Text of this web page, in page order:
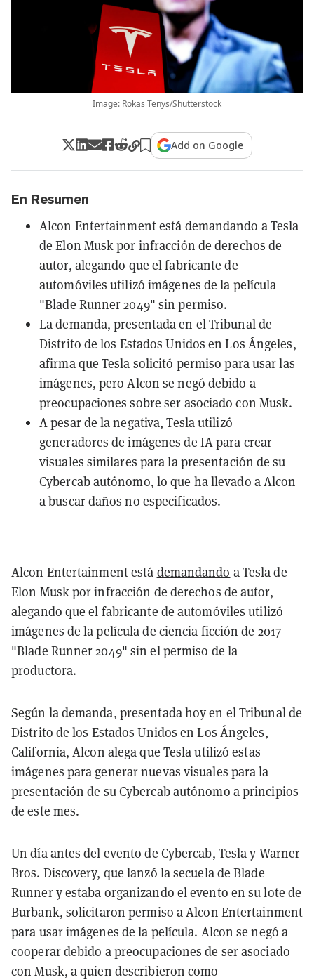
Image: Rokas Tenys/Shutterstock
Add on Google
En Resumen
Alcon Entertainment está demandando a Tesla
de Elon Musk por infracción de derechos de
autor, alegando que el fabricante de
automóviles utilizó imágenes de la película
"Blade Runner 2049" sin permiso.
La demanda, presentada en el Tribunal de
Distrito de los Estados Unidos en Los Ángeles,
afirma que Tesla solicitó permiso para usar las
imágenes, pero Alcon se negó debido a
preocupaciones sobre ser asociado con Musk.
A pesar de la negativa, Tesla utilizó
generadores de imágenes de IA para crear
visuales similares para la presentación de su
Cybercab autónomo, lo que ha llevado a Alcon
a buscar daños no especificados.
Alcon Entertainment está demandando a Tesla de
Elon Musk por infracción de derechos de autor,
alegando que el fabricante de automóviles utilizó
imágenes de la película de ciencia ficción de 2017
"Blade Runner 2049" sin el permiso de la
productora.
Según la demanda, presentada hoy en el Tribunal de
Distrito de los Estados Unidos en Los Ángeles,
California, Alcon alega que Tesla utilizó estas
imágenes para generar nuevas visuales para la
presentación de su Cybercab autónomo a principios
de este mes.
Un día antes del evento de Cybercab, Tesla y Warner
Bros. Discovery, que lanzó la secuela de Blade
Runner y estaba organizando el evento en su lote de
Burbank, solicitaron permiso a Alcon Entertainment
para usar imágenes de la película. Alcon se negó a
cooperar debido a preocupaciones de ser asociado
con Musk, a quien describieron como